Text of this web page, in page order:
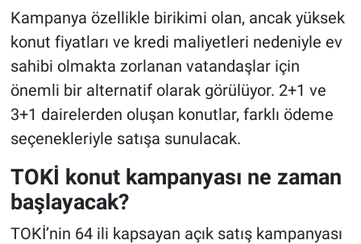
Kampanya özellikle birikimi olan, ancak yüksek
konut fiyatları ve kredi maliyetleri nedeniyle ev
sahibi olmakta zorlanan vatandaşlar için
önemli bir alternatif olarak görülüyor. 2+1 ve
3+1 dairelerden oluşan konutlar, farklı ödeme
seçenekleriyle satışa sunulacak.
TOKİ konut kampanyası ne zaman
başlayacak?
TOKİ’nin 64 ili kapsayan açık satış kampanyası